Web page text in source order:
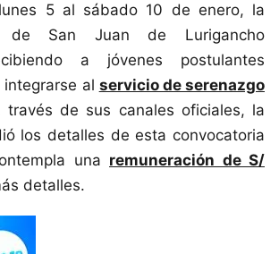
5 al sábado 10 de enero, la
de San Juan de Lurigancho
a jóvenes postulantes
al servicio de serenazgo
través de sus canales oficiales, la
los detalles de esta convocatoria
una remuneración de S/
detalles.